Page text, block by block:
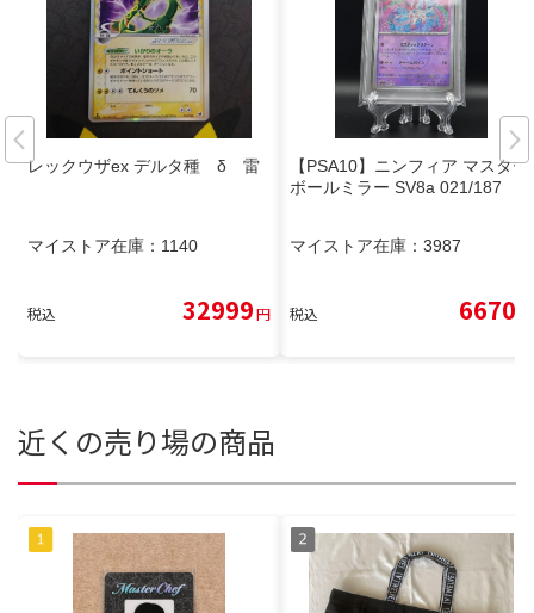
レックウザex デルタ種 δ 雷
マイストア在庫： 1140
税込 32999円
【PSA10】ニンフィア マスター
ボールミラー SV8a 021/187
マイストア在庫： 3987
税込 6670
近くの売り場の商品